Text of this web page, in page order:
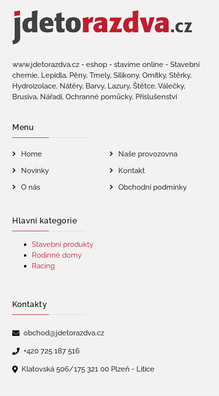
www.jdetorazdva.cz - eshop - stavíme online - Stavební
chemie, Lepidla, Pěny, Tmely, Silikony, Omítky, Stěrky,
Hydroizolace, Nátěry, Barvy, Lazury, Štětce, Válečky,
Brusiva, Nářadí, Ochranné pomůcky, Příslušenství
Menu
Home
Naše provozovna
Novinky
Kontakt
O nás
Obchodní podmínky
Hlavní kategorie
Stavební produkty
Rodinné domy
Racing
Kontakty
obchod@jdetorazdva.cz
+420 725 187 516
Klatovská 506/175 321 00 Plzeň - Litice